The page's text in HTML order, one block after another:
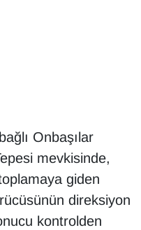
Onbaşılar
mevkisinde,
giden
direksiyon
kontrolden